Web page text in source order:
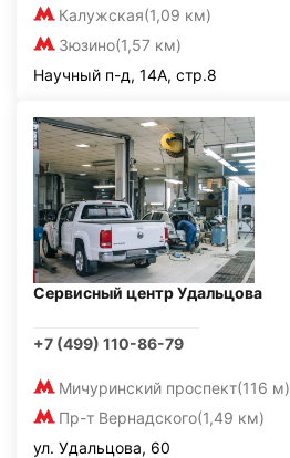
Калужская(1,09 км)
Зюзино(1,57 км)
Научный п-д, 14А, стр.8
Сервисный центр Удальцова
+7 (499) 110-86-79
Мичуринский проспект(116 м)
Пр-т Вернадского(1,49 км)
ул. Удальцова, 60